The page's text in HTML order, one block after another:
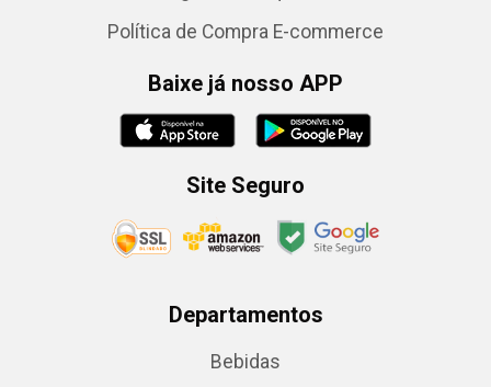
Política de Compra E-commerce
Baixe já nosso APP
Site Seguro
Departamentos
Bebidas